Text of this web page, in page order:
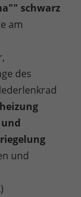
schwarz
am
des
und